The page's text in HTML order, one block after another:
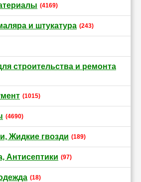
(4169)
и штукатура (243)
строительства и ремонта
(1015)
(4690)
Жидкие гвозди (189)
Антисептики (97)
(18)